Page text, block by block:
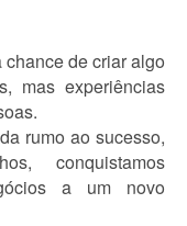
de criar algo
mas experiências
rumo ao sucesso,
conquistamos
a um novo